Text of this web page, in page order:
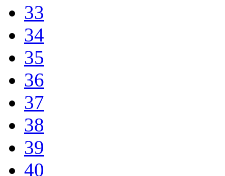
33
34
35
36
37
38
39
40